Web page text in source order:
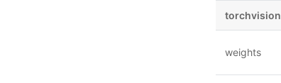
torchvision
weights